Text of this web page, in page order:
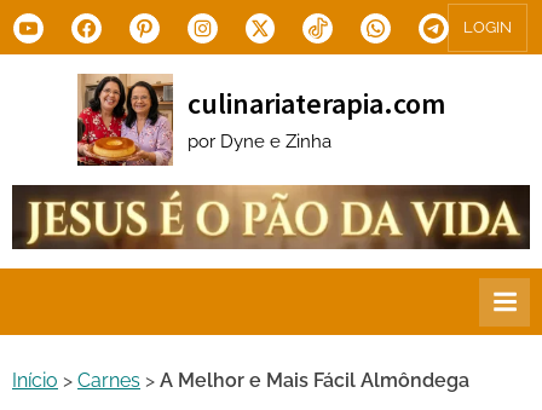
Skip
to
YoutubeFacebookPinterestInstagram
X.com Tiktok WhatsAppTelegram
LOGIN
culinariaterapia.com
por Dyne e Zinha
Início > Carnes > A Melhor e Mais Fácil Almôndega